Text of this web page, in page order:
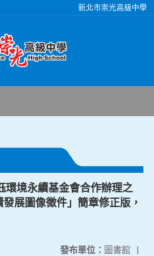
新北市崇光高級中學
環境永續基金會合作辦理之
發展圖像徵件」簡章修正版，
發布單位： 圖書館 |